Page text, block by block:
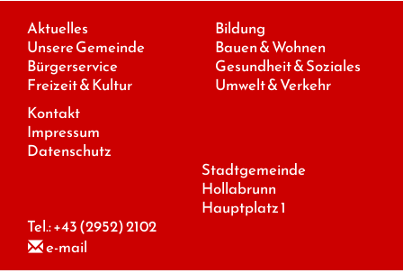
Aktuelles
Unsere Gemeinde
Bürgerservice
Freizeit & Kultur
Bildung
Bauen & Wohnen
Gesundheit & Soziales
Umwelt & Verkehr
Kontakt
Impressum
Datenschutz
Stadtgemeinde
Hollabrunn
Hauptplatz 1
Tel.:+43 (2952) 2102
e-mail